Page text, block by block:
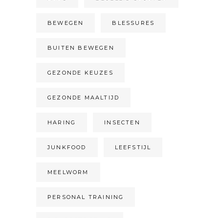
BEWEGEN BLESSURES
BUITEN BEWEGEN
GEZONDE KEUZES
GEZONDE MAALTIJD
HARING INSECTEN
JUNKFOOD LEEFSTIJL
MEELWORM
PERSONAL TRAINING